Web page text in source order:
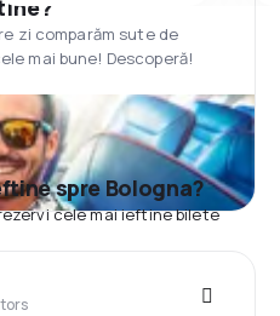
zi comparăm sute de
mai bune! Descoperă!
spre Bologna?
cele mai ieftine bilete